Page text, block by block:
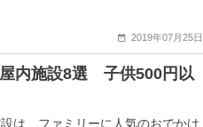
2019年07月25日
屋内施設8選 子供500円以
は、ファミリーに人気のおでかけ